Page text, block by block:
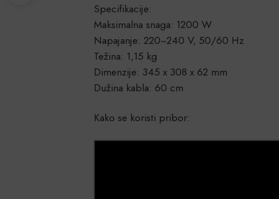
Specifikacije:
Maksimalna snaga: 1200 W
Napajanje: 220~240 V, 50/60 Hz
Težina: 1,15 kg
Dimenzije: 345 x 308 x 62 mm
Dužina kabla: 60 cm
Kako se koristi pribor: